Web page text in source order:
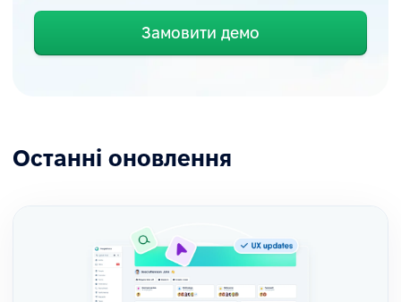
Замовити демо
Останні оновлення